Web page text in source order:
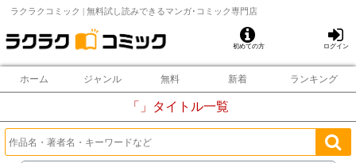
ラクラクコミック | 無料試し読みできるマンガ･コミック専門店
初めての方 ログイン
ホーム ジャンル 無料 新着 ランキング
「」タイトル一覧